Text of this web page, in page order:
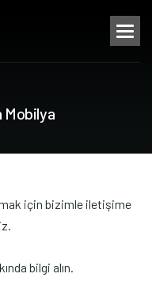
Mobilya
için bizimle iletişime
bilgi alın.